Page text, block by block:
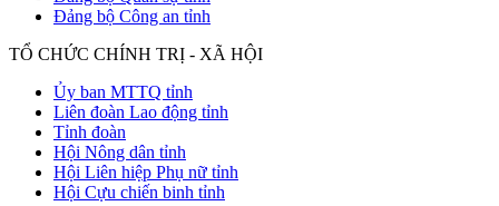
Đảng bộ Công an tỉnh
TỔ CHỨC CHÍNH TRỊ - XÃ HỘI
Ủy ban MTTQ tỉnh
Liên đoàn Lao động tỉnh
Tỉnh đoàn
Hội Nông dân tỉnh
Hội Liên hiệp Phụ nữ tỉnh
Hội Cựu chiến binh tỉnh